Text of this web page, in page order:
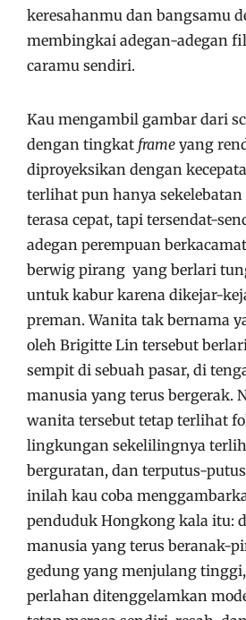
keresahanmu dan bangsamu
membingkai adegan-adegan
caramu sendiri.
Kau mengambil gambar dari
dengan tingkat frame yang
diproyeksikan dengan
terlihat pun hanya
terasa cepat, tapi tersendat-
adegan perempuan
berwig pirang yang berlari
untuk kabur karena dikejar-
preman. Wanita tak bernama
oleh Brigitte Lin tersebut
sempit di sebuah pasar, di
manusia yang terus bergerak.
wanita tersebut tetap terlihat
lingkungan sekelilingnya
berguratan, dan terputus-
inilah kau coba
penduduk Hongkong kala itu:
manusia yang terus beranak-
gedung yang menjulang
perlahan ditenggelamkan